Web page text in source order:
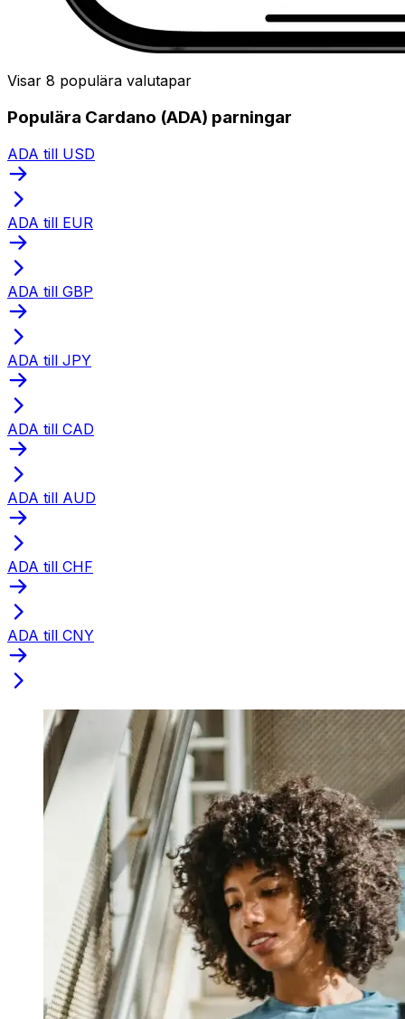
Visar 8 populära valutapar
Populära Cardano (ADA) parningar
ADA till USD
ADA till EUR
ADA till GBP
ADA till JPY
ADA till CAD
ADA till AUD
ADA till CHF
ADA till CNY